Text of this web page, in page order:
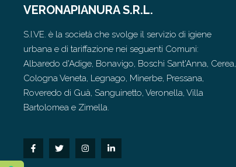
VERONAPIANURA S.R.L.
S.I.VE. è la società che svolge il servizio di igiene
urbana e di tariffazione nei seguenti Comuni:
Albaredo d'Adige, Bonavigo, Boschi Sant'Anna, Cerea,
Cologna Veneta, Legnago, Minerbe, Pressana,
Roveredo di Guà, Sanguinetto, Veronella, Villa
Bartolomea e Zimella.